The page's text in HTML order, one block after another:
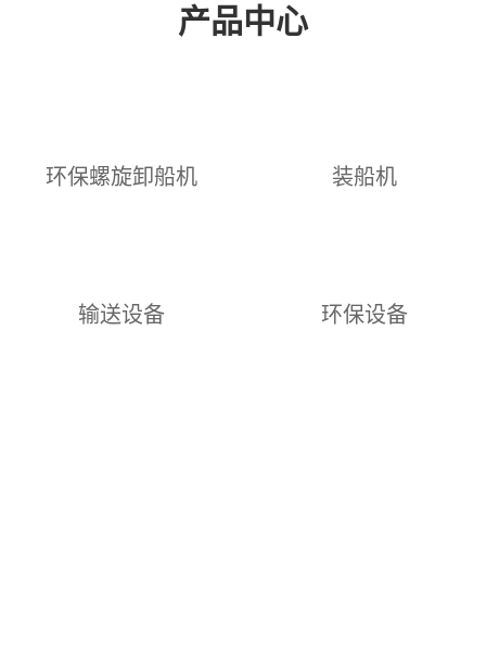
产品中心
环保螺旋卸船机 装船机
输送设备 环保设备